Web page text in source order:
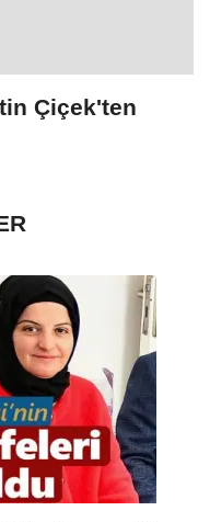
Çiçek'ten